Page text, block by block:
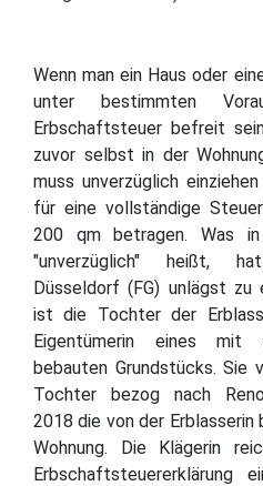
Wenn man ein Haus oder
unter bestimmten
Erbschaftsteuer befreit
zuvor selbst in der
muss unverzüglich
für eine vollständige
200 qm betragen. Was in
"unverzüglich" heißt,
Düsseldorf (FG) unlägst zu
ist die Tochter der
Eigentümerin eines mit
bebauten Grundstücks. Sie
Tochter bezog nach
2018 die von der
Wohnung. Die Klägerin
Erbschaftsteuererklärung